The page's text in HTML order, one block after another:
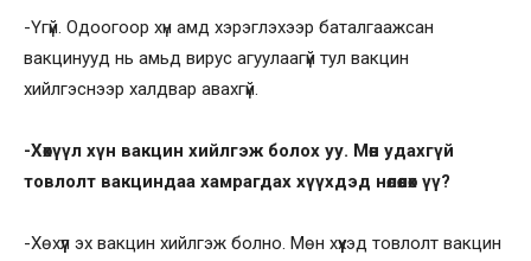
-Үгүй. Одоогоор хүн амд хэрэглэхээр баталгаажсан
вакцинууд нь амьд вирус агуулаагүй тул вакцин
хийлгэснээр халдвар авахгүй.
-Хөхүүл хүн вакцин хийлгэж болох уу. Мөн удахгүй
товлолт вакциндаа хамрагдах хүүхдэд нөлөөлөх үү?
-Хөхүүл эх вакцин хийлгэж болно. Мөн хүүхэд товлолт вакцин